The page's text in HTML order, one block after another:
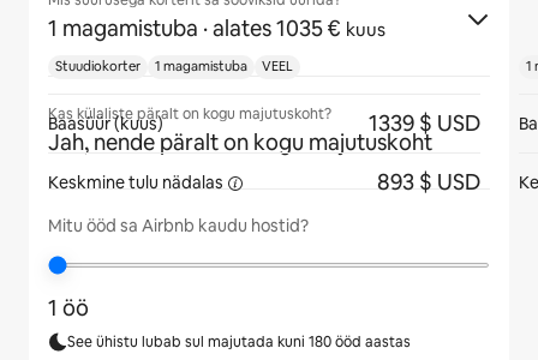
1 magamistuba · alates 1035 € kuus
Kas külaliste päralt on kogu majutuskoht?
Jah, nende päralt on kogu majutuskoht
Mitu ööd sa Airbnb kaudu hostid?
1 öö
See ühistu lubab sul majutada kuni 180 ööd aastas
Stuudiokorter 1 magamistuba VEEL
Baasüür (kuus) 1339 $ USD
Keskmine tulu nädalas 893 $ USD
1